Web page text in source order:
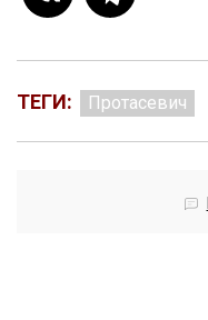
ТЕГИ: Протасевич